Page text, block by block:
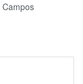
Campos